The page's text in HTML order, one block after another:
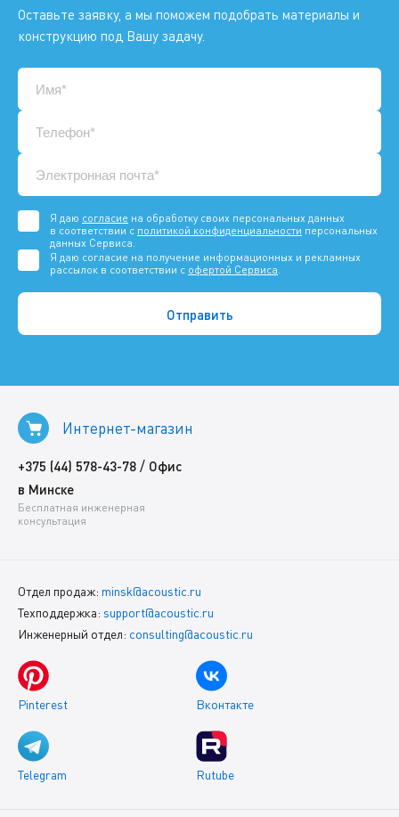
Оставьте заявку, а мы поможем подобрать материалы и
конструкцию под Вашу задачу.
Я даю согласие на обработку своих персональных данных
в соответствии с политикой конфиденциальности персональных
данных Сервиса.
Я даю согласие на получение информационных и рекламных
рассылок в соответствии с офертой Сервиса.
Интернет-магазин
+375 (44) 578-43-78 / Офис
в Минске
Бесплатная инженерная
консультация
Отдел продаж: minsk@acoustic.ru
Техподдержка: support@acoustic.ru
Инженерный отдел: consulting@acoustic.ru
Pinterest Вконтакте
Telegram Rutube